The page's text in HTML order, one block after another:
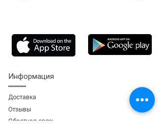
Информация
Доставка
Отзывы
Обратная связь